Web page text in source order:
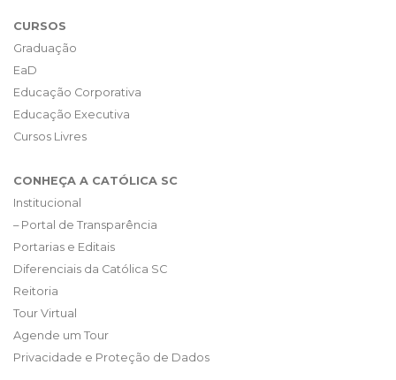
CURSOS
Graduação
EaD
Educação Corporativa
Educação Executiva
Cursos Livres
CONHEÇA A CATÓLICA SC
Institucional
– Portal de Transparência
Portarias e Editais
Diferenciais da Católica SC
Reitoria
Tour Virtual
Agende um Tour
Privacidade e Proteção de Dados